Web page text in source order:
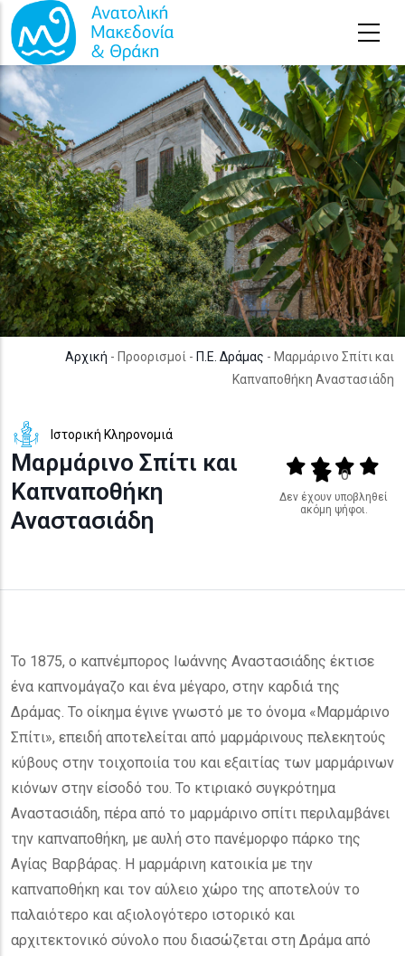
Παράκαμψη προς το κυρίως περιεχόμενο
Αρχική - Προορισμοί - Π.Ε. Δράμας - Μαρμάρινο Σπίτι και
Καπναποθήκη Αναστασιάδη
Ιστορική Κληρονομιά
Μαρμάρινο Σπίτι και
Καπναποθήκη
Αναστασιάδη
Output format
(star)(star)(star)
(star)
0
Δεν έχουν υποβληθεί
ακόμη ψήφοι.
Το 1875, ο καπνέμπορος Ιωάννης Αναστασιάδης έκτισε
ένα καπνομάγαζο και ένα μέγαρο, στην καρδιά της
Δράμας. Το οίκημα έγινε γνωστό με το όνομα «Μαρμάρινο
Σπίτι», επειδή αποτελείται από μαρμάρινους πελεκητούς
κύβους στην τοιχοποιία του και εξαιτίας των μαρμάρινων
κιόνων στην είσοδό του. Το κτιριακό συγκρότημα
Αναστασιάδη, πέρα από το μαρμάρινο σπίτι περιλαμβάνει
την καπναποθήκη, με αυλή στο πανέμορφο πάρκο της
Αγίας Βαρβάρας. Η μαρμάρινη κατοικία με την
καπναποθήκη και τον αύλειο χώρο της αποτελούν το
παλαιότερο και αξιολογότερο ιστορικό και
αρχιτεκτονικό σύνολο που διασώζεται στη Δράμα από